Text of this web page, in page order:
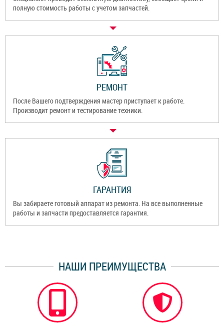
полную стоимость работы с учетом запчастей.
РЕМОНТ
После Вашего подтверждения мастер приступает к работе.
Производит ремонт и тестирование техники.
ГАРАНТИЯ
Вы забираете готовый аппарат из ремонта. На все выполненные
работы и запчасти предоставляется гарантия.
НАШИ ПРЕИМУЩЕСТВА